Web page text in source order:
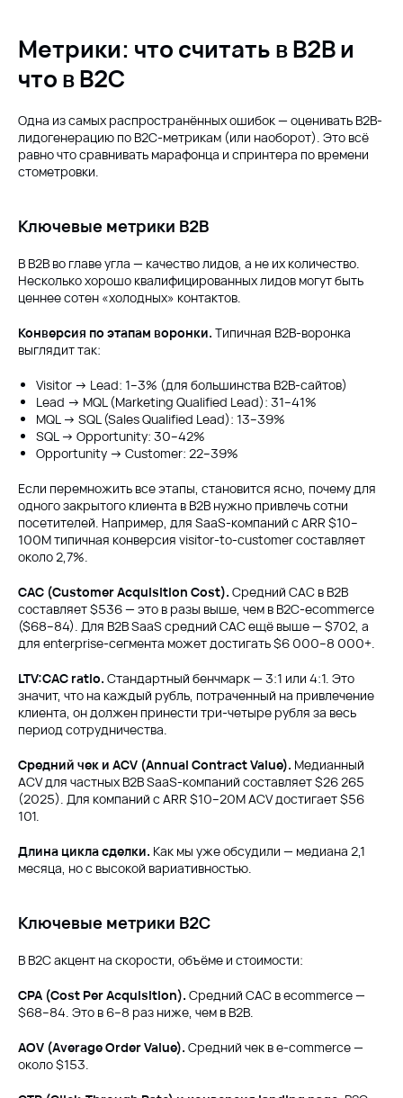
Метрики: что считать в B2B и
что в B2C
Одна из самых распространённых ошибок — оценивать B2B-
лидогенерацию по B2C-метрикам (или наоборот). Это всё
равно что сравнивать марафонца и спринтера по времени
стометровки.
Ключевые метрики B2B
В B2B во главе угла — качество лидов, а не их количество.
Несколько хорошо квалифицированных лидов могут быть
ценнее сотен «холодных» контактов.
Конверсия по этапам воронки. Типичная B2B-воронка
выглядит так:
Visitor → Lead: 1–3% (для большинства B2B-сайтов)
Lead → MQL (Marketing Qualified Lead): 31–41%
MQL → SQL (Sales Qualified Lead): 13–39%
SQL → Opportunity: 30–42%
Opportunity → Customer: 22–39%
Если перемножить все этапы, становится ясно, почему для
одного закрытого клиента в B2B нужно привлечь сотни
посетителей. Например, для SaaS-компаний с ARR $10–
100M типичная конверсия visitor-to-customer составляет
около 2,7%.
CAC (Customer Acquisition Cost). Средний CAC в B2B
составляет $536 — это в разы выше, чем в B2C-ecommerce
($68–84). Для B2B SaaS средний CAC ещё выше — $702, а
для enterprise-сегмента может достигать $6 000–8 000+.
LTV:CAC ratio. Стандартный бенчмарк — 3:1 или 4:1. Это
значит, что на каждый рубль, потраченный на привлечение
клиента, он должен принести три-четыре рубля за весь
период сотрудничества.
Средний чек и ACV (Annual Contract Value). Медианный
ACV для частных B2B SaaS-компаний составляет $26 265
(2025). Для компаний с ARR $10–20M ACV достигает $56
101.
Длина цикла сделки. Как мы уже обсудили — медиана 2,1
месяца, но с высокой вариативностью.
Ключевые метрики B2C
В B2C акцент на скорости, объёме и стоимости:
CPA (Cost Per Acquisition). Средний CAC в ecommerce —
$68–84. Это в 6–8 раз ниже, чем в B2B.
AOV (Average Order Value). Средний чек в e-commerce —
около $153.